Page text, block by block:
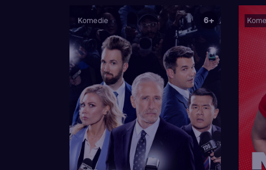
Komedie 6+